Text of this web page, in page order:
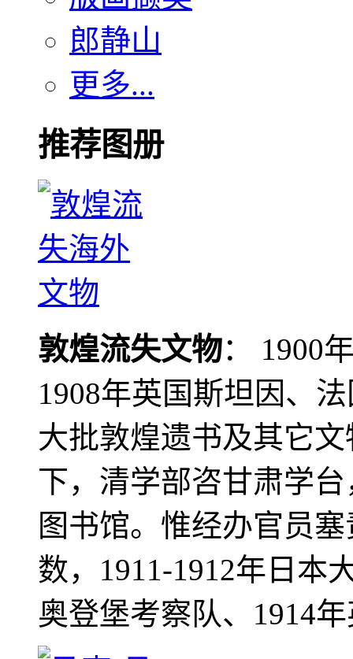
郎静山
更多...
推荐图册
敦煌流失文物： 1900
1908年英国斯坦因、
大批敦煌遗书及其它
下，清学部咨甘肃学
图书馆。惟经办官员
数，1911-1912年日本
奥登堡考察队、1914